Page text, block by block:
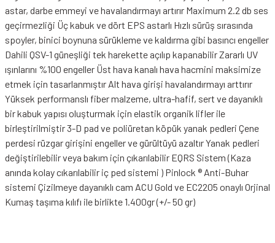
astar, darbe emmeyi ve havalandırmayı artırır Maximum 2.2 db ses
geçirmezliği Üç kabuk ve dört EPS astarlı Hızlı sürüş sırasında
spoyler, binici boynuna sürükleme ve kaldırma gibi basıncı engeller
Dahili QSV-1 güneşliği tek harekette açılıp kapanabilir Zararlı UV
ışınlarını %100 engeller Üst hava kanalı hava hacmini maksimize
etmek için tasarlanmıştır Alt hava girişi havalandırmayı arttırır
Yüksek performanslı fiber malzeme, ultra-hafif, sert ve dayanıklı
bir kabuk yapısı oluşturmak için elastik organik lifler ile
birleştirilmiştir 3-D pad ve poliüretan köpük yanak pedleri Çene
perdesi rüzgar girişini engeller ve gürültüyü azaltır Yanak pedleri
değiştirilebilir veya bakım için çıkarılabilir EQRS Sistem (Kaza
anında kolay cıkarılabilir iç ped sistemi ) Pinlock ® Anti-Buhar
sistemi Çizilmeye dayanıklı cam ACU Gold ve EC2205 onaylı Orjinal
Kumaş taşıma kılıfı ile birlikte 1.400gr (+/- 50 gr)